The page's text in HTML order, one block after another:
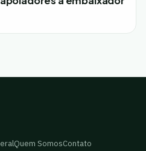
Quem SomosContato